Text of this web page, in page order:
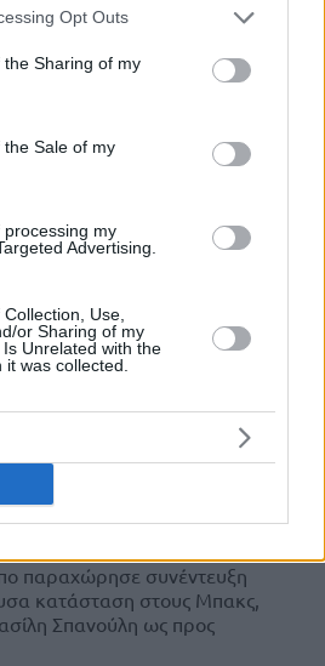
app uses one or more Google
usage behaviour. You may click to
Google and its third-party tags to
purposes in below Google
Opt Outs
Sharing of my
Sale of my
my
Advertising.
Use,
or Sharing of my
Unrelated with the
was collected.
τον Νίκολα Μίροτιτς,
των κορυφαίων σκόρερ της
και οι… 8-9
του Παναθηναϊκού στα
πρόκρισης στα playoffs της
Γιάννης: “Γι’ αυτό αγαπάω τον
Σπανούλη – Θέλω να ζήσω
παραχώρησε συνέντευξη
κατάσταση στους Μπακς,
Σπανούλη ως προς